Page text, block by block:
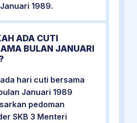
1989.
ADA CUTI
BULAN JANUARI
hari cuti bersama
Januari 1989
pedoman
SKB 3 Menteri